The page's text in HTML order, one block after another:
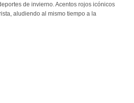
de invierno. Acentos rojos icónicos
aludiendo al mismo tiempo a la